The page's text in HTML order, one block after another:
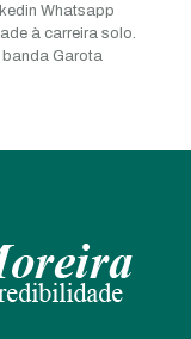
Whatsapp
à carreira solo.
banda Garota